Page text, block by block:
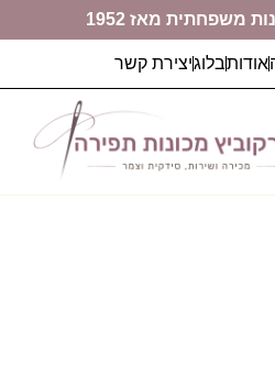
משפחתית מאז 1952
אודותבלוגיצירת קשר